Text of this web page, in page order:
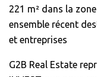
221 m² dans la
ensemble récent
et entreprises
G2B Real Estate